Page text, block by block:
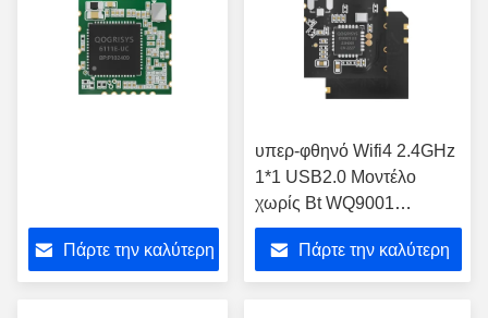
Πάρτε την καλύτερη
υπερ-φθηνό Wifi4 2.4GHz
1*1 USB2.0 Μοντέλο
χωρίς Bt WQ9001
CHIPSET Wifi O9001UE
Μοντέλο Wifi
Πάρτε την καλύτερη